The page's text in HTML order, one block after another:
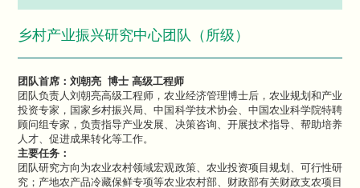
乡村产业振兴研究中心团队（所级）
团队首席：刘朝亮 博士 高级工程师
团队负责人刘朝亮高级工程师，农业经济管理博士后，农业规划和产业
投资专家，国家乡村振兴局、中国科学技术协会、中国农业科学院特聘
顾问组专家，负责指导产业发展、决策咨询、开展技术指导、帮助培养
人才、促进成果转化等工作。
主要任务：
团队研究方向为农业农村领域宏观政策、农业投资项目规划、可行性研
究；产地农产品冷藏保鲜专项等农业农村部、财政部有关财政支农项目